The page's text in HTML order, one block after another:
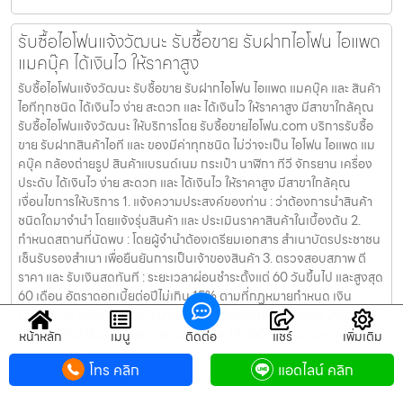
รับซื้อไอโฟนแจ้งวัฒนะ รับซื้อขาย รับฝากไอโฟน ไอแพด
แมคบุ๊ค ได้เงินไว ให้ราคาสูง
รับซื้อไอโฟนแจ้งวัฒนะ รับซื้อขาย รับฝากไอโฟน ไอแพด แมคบุ๊ค และ สินค้า
ไอทีทุกชนิด ได้เงินไว ง่าย สะดวก และ ได้เงินไว ให้ราคาสูง มีสาขาใกล้คุณ
รับซื้อไอโฟนแจ้งวัฒนะ ให้บริการโดย รับซื้อขายไอโฟน.com บริการรับซื้อ
ขาย รับฝากสินค้าไอที และ ของมีค่าทุกชนิด ไม่ว่าจะเป็น ไอโฟน ไอแพด แม
คบุ๊ค กล้องถ่ายรูป สินค้าแบรนด์เนม กระเป๋า นาฬิกา ทีวี จักรยาน เครื่อง
ประดับ ได้เงินไว ง่าย สะดวก และ ได้เงินไว ให้ราคาสูง มีสาขาใกล้คุณ
เงื่อนไขการให้บริการ 1. แจ้งความประสงค์ของท่าน : ว่าต้องการนำสินค้า
ชนิดใดมาจำนำ โดยแจ้งรุ่นสินค้า และ ประเมินราคาสินค้าในเบื้องต้น 2.
กำหนดสถานที่นัดพบ : โดยผู้จำนำต้องเตรียมเอกสาร สำเนาบัตรประชาชน
เซ็นรับรองสำเนา เพื่อยืนยันการเป็นเจ้าของสินค้า 3. ตรวจสอบสภาพ ตี
ราคา และ รับเงินสดทันที : ระยะเวลาผ่อนชำระตั้งแต่ 60 วันขึ้นไป และสูงสุด
60 เดือน อัตราดอกเบี้ยต่อปีไม่เกิน 15% ตามที่กฏหมายกำหนด เงิน
1,000 บาท จะมีค่าบริการ 5 บาท/วัน ท่านโอนเงินค่าบริการทุก 20 วัน (นับ
จากวันที่จำนำสินค้า) อัตราดอกเบี้ยร้อยละ 15 ต่อปี โดยอัตราดอกเบี้ยค่า
ปรับ ค่าบริการ และค่าธรรมเนียม ใดๆ เมื่อรวมกันแล้วสูงสุดไม่เกิน 28%
ต่อปี เงื่อนไขการรับจำนำ 1. ผู้จำนำ ต้องเป็นเจ้าของสินค้า : ผู้นำสินค้ามา
จำนำ ต้องเป็นเจ้าของสินค้า โดยเราจะไม่รับจำนำ เครื่องเช่า เครื่องยืม หรือ
หน้าหลัก เมนู ติดต่อ แชร์ เพิ่มเติม
โทร คลิก แอดไลน์ คลิก